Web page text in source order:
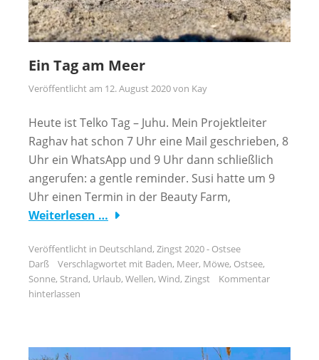
Ein Tag am Meer
Veröffentlicht am 12. August 2020von Kay
Heute ist Telko Tag – Juhu. Mein Projektleiter
Raghav hat schon 7 Uhr eine Mail geschrieben, 8
Uhr ein WhatsApp und 9 Uhr dann schließlich
angerufen: a gentle reminder. Susi hatte um 9
Uhr einen Termin in der Beauty Farm,
Weiterlesen …
Veröffentlicht in Deutschland, Zingst 2020 - Ostsee
Darß
Verschlagwortet mit Baden, Meer, Möwe, Ostsee,
Sonne, Strand, Urlaub, Wellen, Wind, Zingst
Kommentar
hinterlassen